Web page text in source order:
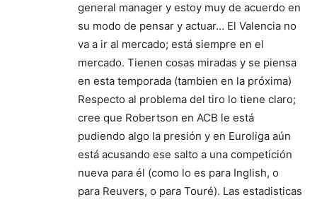
general manager y estoy muy de acuerdo en
su modo de pensar y actuar… El Valencia no
va a ir al mercado; está siempre en el
mercado. Tienen cosas miradas y se piensa
en esta temporada (tambien en la próxima)
Respecto al problema del tiro lo tiene claro;
cree que Robertson en ACB le está
pudiendo algo la presión y en Euroliga aún
está acusando ese salto a una competición
nueva para él (como lo es para Inglish, o
para Reuvers, o para Touré). Las estadisticas